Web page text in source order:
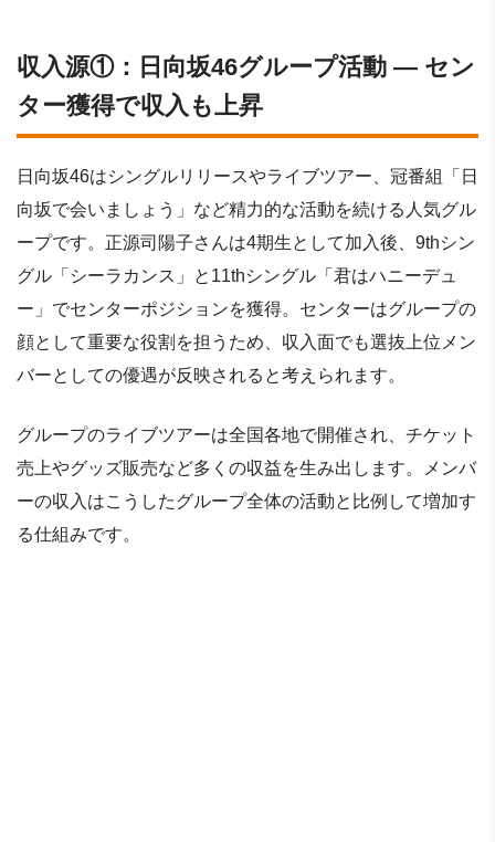
収入源①：日向坂46グループ活動 ― セン
ター獲得で収入も上昇
日向坂46はシングルリリースやライブツアー、冠番組「日
向坂で会いましょう」など精力的な活動を続ける人気グル
ープです。正源司陽子さんは4期生として加入後、9thシン
グル「シーラカンス」と11thシングル「君はハニーデュ
ー」でセンターポジションを獲得。センターはグループの
顔として重要な役割を担うため、収入面でも選抜上位メン
バーとしての優遇が反映されると考えられます。
グループのライブツアーは全国各地で開催され、チケット
売上やグッズ販売など多くの収益を生み出します。メンバ
ーの収入はこうしたグループ全体の活動と比例して増加す
る仕組みです。